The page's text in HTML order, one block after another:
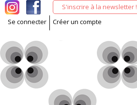
S'inscrire à la newsletter !
Se connecter Créer un compte